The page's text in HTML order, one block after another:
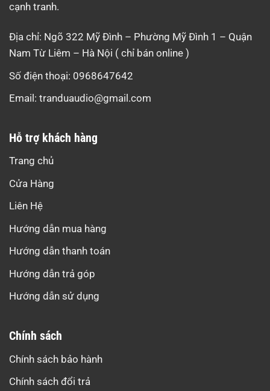
cạnh tranh.
Địa chỉ: Ngõ 322 Mỹ Đình – Phường Mỹ Đình 1 – Quận
Nam Từ Liêm – Hà Nội ( chỉ bán online )
Số điện thoại: 0968647642
Email: tranduaudio@gmail.com
Hỗ trợ khách hàng
Trang chủ
Cửa Hàng
Liên Hệ
Hướng dẫn mua hàng
Hướng dẫn thanh toán
Hướng dẫn trả góp
Hướng dẫn sử dụng
Chính sách
Chính sách bảo hành
Chính sách đổi trả